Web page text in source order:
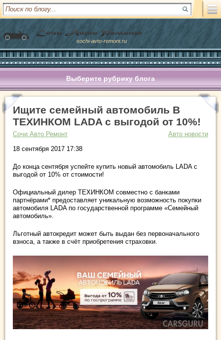
sochi-avto-remont.ru
Выберите рубрику блога
Ищите семейный автомобиль В
ТЕХИНКОМ LADA с выгодой от 10%!
Сочи Авто Ремонт
Авто новости
18 сентября 2017 17:38
До конца сентября успейте купить новый автомобиль LADA с
выгодой от 10% от стоимости!
Официальный дилер ТЕХИНКОМ совместно с банками
партнёрами* предоставляет уникальную возможность покупки
автомобиля LADA по государственной программе «Семейный
автомобиль».
Льготный автокредит может быть выдан без первоначального
взноса, а также в счёт приобретения страховки.